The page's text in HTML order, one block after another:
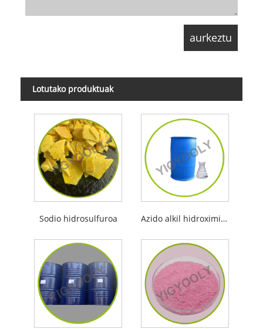
Lotutako produktuak
Sodio hidrosulfuroa Azido alkil hidroximikoa